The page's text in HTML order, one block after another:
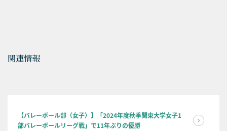
関連情報
【バレーボール部（女子）】「2024年度秋季関東大学女子1
部バレーボールリーグ戦」で11年ぶりの優勝